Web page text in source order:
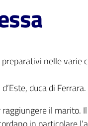
nelle varie
duca di Ferrara.
il marito.